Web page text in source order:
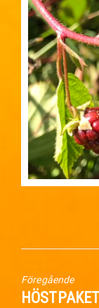
Föregående
Föregående
HÖSTPAKET